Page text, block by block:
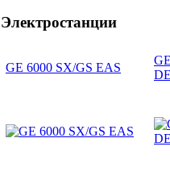
Электростанции
GE 6000 SX/GS EAS